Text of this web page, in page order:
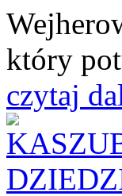
który
czytaj